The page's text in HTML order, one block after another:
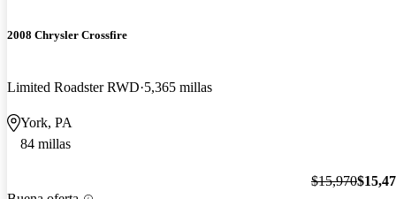
2008 Chrysler Crossfire
Limited Roadster RWD 5,365 millas
York, PA
84 millas
$15,970